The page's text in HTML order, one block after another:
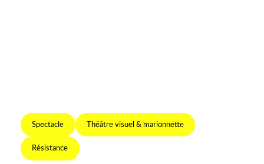
Spectacle Théâtre visuel & marionnette
Résistance